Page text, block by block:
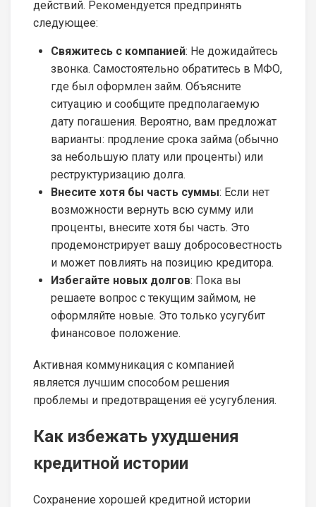
действий. Рекомендуется предпринять
следующее:
Свяжитесь с компанией: Не дожидайтесь
звонка. Самостоятельно обратитесь в МФО,
где был оформлен займ. Объясните
ситуацию и сообщите предполагаемую
дату погашения. Вероятно, вам предложат
варианты: продление срока займа (обычно
за небольшую плату или проценты) или
реструктуризацию долга.
Внесите хотя бы часть суммы: Если нет
возможности вернуть всю сумму или
проценты, внесите хотя бы часть. Это
продемонстрирует вашу добросовестность
и может повлиять на позицию кредитора.
Избегайте новых долгов: Пока вы
решаете вопрос с текущим займом, не
оформляйте новые. Это только усугубит
финансовое положение.
Активная коммуникация с компанией
является лучшим способом решения
проблемы и предотвращения её усугубления.
Как избежать ухудшения
кредитной истории
Сохранение хорошей кредитной истории